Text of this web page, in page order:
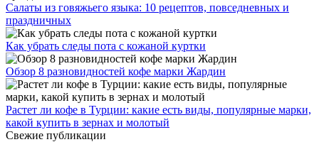
Салаты из говяжьего языка: 10 рецептов, повседневных и
праздничных
Как убрать следы пота с кожаной куртки
Обзор 8 разновидностей кофе марки Жардин
Растет ли кофе в Турции: какие есть виды, популярные марки,
какой купить в зернах и молотый
Свежие публикации